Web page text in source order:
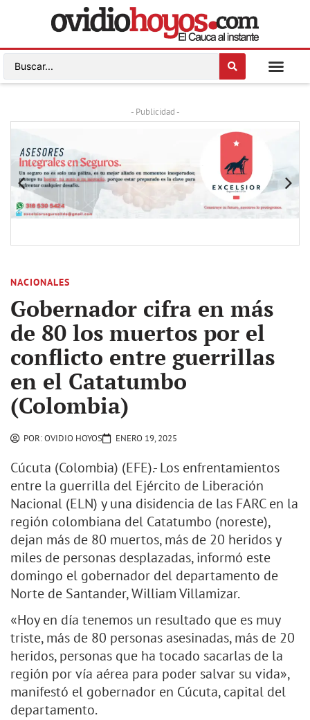
- Publicidad -
NACIONALES
Gobernador cifra en más
de 80 los muertos por el
conflicto entre guerrillas
en el Catatumbo
(Colombia)
POR:OVIDIO HOYOS ENERO 19, 2025
Cúcuta (Colombia) (EFE).- Los enfrentamientos
entre la guerrilla del Ejército de Liberación
Nacional (ELN) y una disidencia de las FARC en la
región colombiana del Catatumbo (noreste),
dejan más de 80 muertos, más de 20 heridos y
miles de personas desplazadas, informó este
domingo el gobernador del departamento de
Norte de Santander, William Villamizar.
«Hoy en día tenemos un resultado que es muy
triste, más de 80 personas asesinadas, más de 20
heridos, personas que ha tocado sacarlas de la
región por vía aérea para poder salvar su vida»,
manifestó el gobernador en Cúcuta, capital del
departamento.